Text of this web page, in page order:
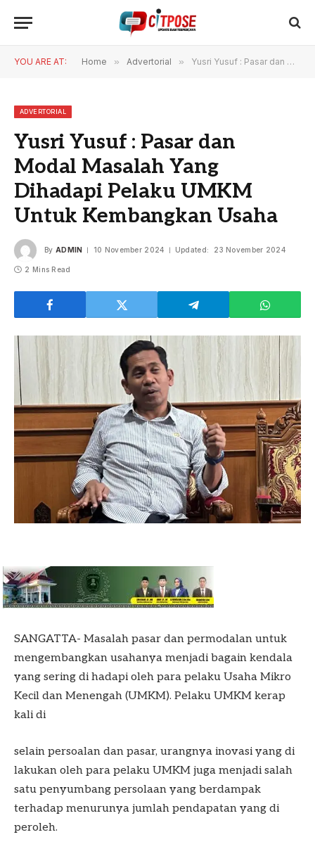
YOU ARE AT: Home » Advertorial » Yusri Yusuf : Pasar dan Modal Masalah Yang Dihadapi Pelaku UMKM Untuk Kembangkan Usaha
ADVERTORIAL
Yusri Yusuf : Pasar dan
Modal Masalah Yang
Dihadapi Pelaku UMKM
Untuk Kembangkan Usaha
By ADMIN 10 November 2024 Updated: 23 November 2024
2 Mins Read
SANGATTA- Masalah pasar dan permodalan untuk
mengembangkan usahanya menjadi bagain kendala
yang sering di hadapi oleh para pelaku Usaha Mikro
Kecil dan Menengah (UMKM). Pelaku UMKM kerap
kali di
selain persoalan dan pasar, urangnya inovasi yang di
lakukan oleh para pelaku UMKM juga menjadi salah
satu penyumbang persolaan yang berdampak
terhadap menurunya jumlah pendapatan yang di
peroleh.